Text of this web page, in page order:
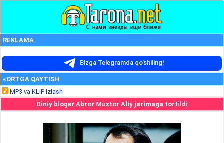
REKLAMA
Bizga Telegramda qo'shiling!
«ORTGA QAYTISH
MP3 va KLIP Izlash
Diniy bloger Abror Muxtor Aliy jarimaga tortildi